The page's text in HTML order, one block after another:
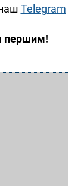
Telegram
першим!